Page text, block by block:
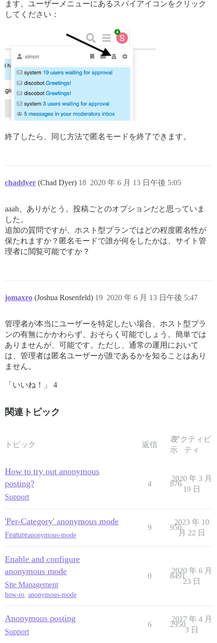
ます。ユーザーメニューにあるスパイアイコンをクリック
してください：
終了したら、同じ方法で匿名モードを終了できます。
chaddyer (Chad Dyer) 2020 年 6 月 13 日午後 5:05
18
aaah、ありがとう。投稿ごとのオプションだと思っていま
した。
追加の質問ですが、ホスト型プランではどの程度匿名性が
保たれますか？匿名モードで誰が何をしたかは、サイト管
理者に閲覧可能ですか？
jomaxro (Joshua Rosenfeld) 2020 年 6 月 13 日午後 5:47
19
管理者が本当にユーザーを特定したい場合、ホスト型プラ
ンの有無にかかわらず、おそらく可能でしょう。簡単では
ありませんが、可能です。ただし、通常の運用において
は、管理者は匿名ユーザーが誰であるかを知ることはあり
ません。
「いいね！」 4
関連トピック
トピック 返信
表
示
アクティビ
ティ
How to try out anonymous
posting?
Support
4 876
2020 年 3 月
19 日
'Per-Category' anonymous mode
Featureanonymous-mode
9 950
2023 年 10
月 22 日
Enable and configure
anonymous mode
Site Management
how-to, anonymous-mode
0 8491
2020 年 6 月
23 日
Anonymous posting
Support
6 2950
2017 年 4 月
3 日